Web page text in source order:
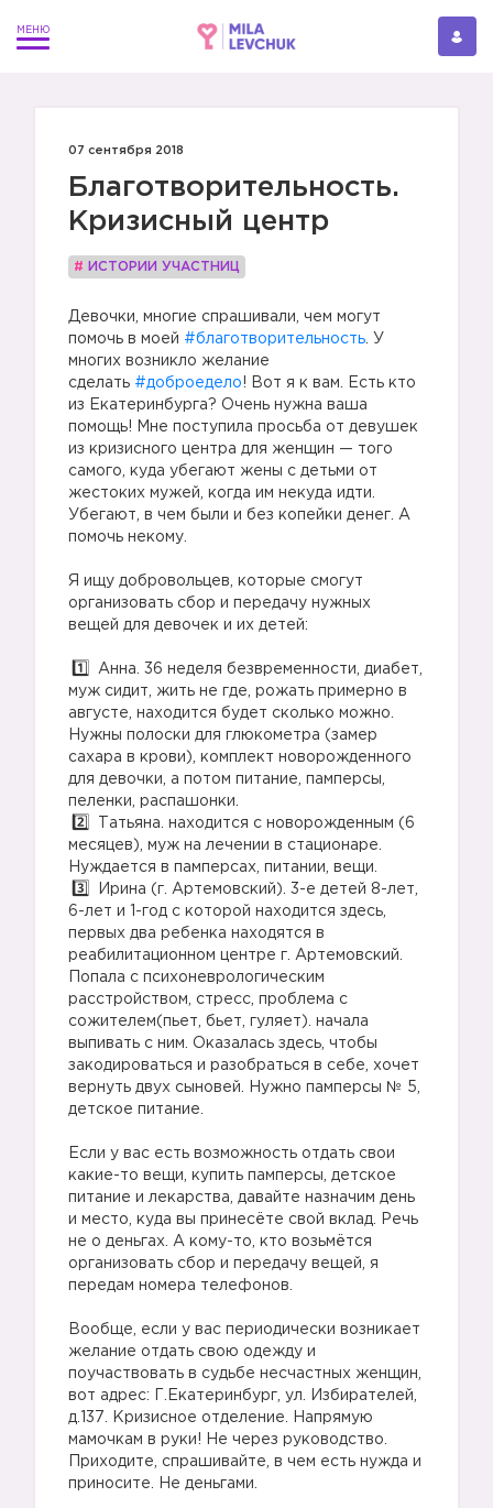
07 сентября 2018
Благотворительность.
Кризисный центр
# ИСТОРИИ УЧАСТНИЦ
Девочки, многие спрашивали, чем могут
помочь в моей #благотворительность . У
многих возникло желание
сделать #доброедело! Вот я к вам. Есть кто
из Екатеринбурга? Очень нужна ваша
помощь! Мне поступила просьба от девушек
из кризисного центра для женщин — того
самого, куда убегают жены с детьми от
жестоких мужей, когда им некуда идти.
Убегают, в чем были и без копейки денег. А
помочь некому.
Я ищу добровольцев, которые смогут
организовать сбор и передачу нужных
вещей для девочек и их детей:
Анна. 36 неделя безвременности, диабет,
муж сидит, жить не где, рожать примерно в
августе, находится будет сколько можно.
Нужны полоски для глюкометра (замер
сахара в крови), комплект новорожденного
для девочки, а потом питание, памперсы,
пеленки, распашонки.
Татьяна. находится с новорожденным (6
месяцев), муж на лечении в стационаре.
Нуждается в памперсах, питании, вещи.
Ирина (г. Артемовский). 3-е детей 8-лет,
6-лет и 1-год с которой находится здесь,
первых два ребенка находятся в
реабилитационном центре г. Артемовский.
Попала с психоневрологическим
расстройством, стресс, проблема с
сожителем(пьет, бьет, гуляет). начала
выпивать с ним. Оказалась здесь, чтобы
закодироваться и разобраться в себе, хочет
вернуть двух сыновей. Нужно памперсы № 5,
детское питание.
Если у вас есть возможность отдать свои
какие-то вещи, купить памперсы, детское
питание и лекарства, давайте назначим день
и место, куда вы принесёте свой вклад. Речь
не о деньгах. А кому-то, кто возьмётся
организовать сбор и передачу вещей, я
передам номера телефонов.
Вообще, если у вас периодически возникает
желание отдать свою одежду и
поучаствовать в судьбе несчастных женщин,
вот адрес: Г.Екатеринбург, ул. Избирателей,
д.137. Кризисное отделение. Напрямую
мамочкам в руки! Не через руководство.
Приходите, спрашивайте, в чем есть нужда и
приносите. Не деньгами.